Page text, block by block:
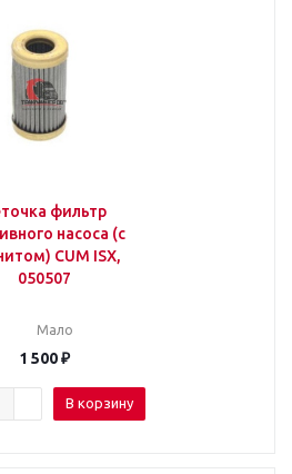
фильтр
насоса (с
CUM ISX,
050507
Мало
1 500₽
В корзину